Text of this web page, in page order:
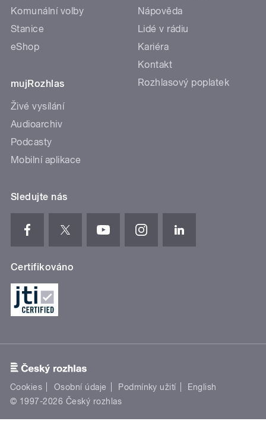
Komunální volby
Stanice
eShop
mujRozhlas
Živé vysílání
Audioarchiv
Podcasty
Mobilní aplikace
Nápověda
Lidé v rádiu
Kariéra
Kontakt
Rozhlasový poplatek
Sledujte nás
Certifikováno
Cookies Osobní údaje Podmínky užití
English
© 1997-2026 Český rozhlas